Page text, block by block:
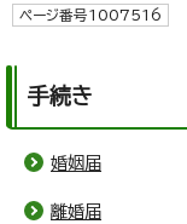
ページ番号1007516
手続き
婚姻届
離婚届